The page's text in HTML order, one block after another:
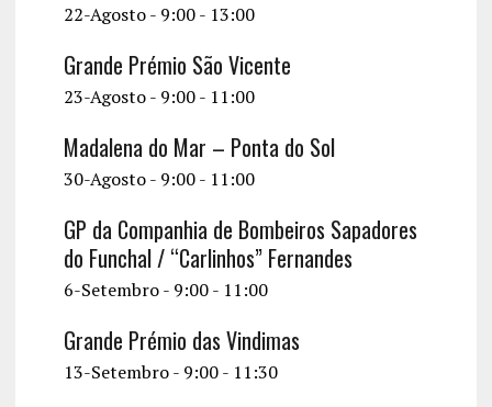
22-Agosto - 9:00- 13:00
Grande Prémio São Vicente
23-Agosto - 9:00- 11:00
Madalena do Mar – Ponta do Sol
30-Agosto - 9:00- 11:00
GP da Companhia de Bombeiros Sapadores
do Funchal / “Carlinhos” Fernandes
6-Setembro - 9:00- 11:00
Grande Prémio das Vindimas
13-Setembro - 9:00- 11:30